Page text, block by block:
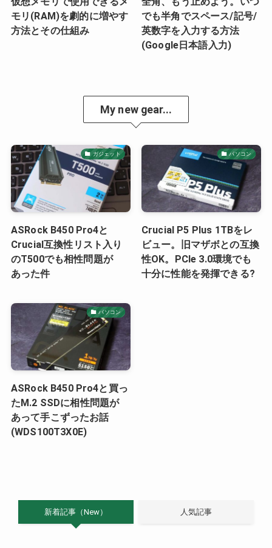
モリ(RAM)を劇的に増やす
方法とその仕組み
でも半角でスペース/記号/
英数字を入力する方法
(Google日本語入力)
My new gear...
ガジェット
ASRock B450 Pro4と
Crucial互換性リスト入り
のT500でも相性問題が
あった件
パソコン
Crucial P5 Plus 1TBをレ
ビュー。旧マザボとの互換
性OK。PCIe 3.0環境でも
十分に性能を発揮できる?
パソコン
ASRock B450 Pro4と買っ
たM.2 SSDに相性問題が
あって手こずったお話
(WDS100T3X0E)
新着記事（New） 人気記事